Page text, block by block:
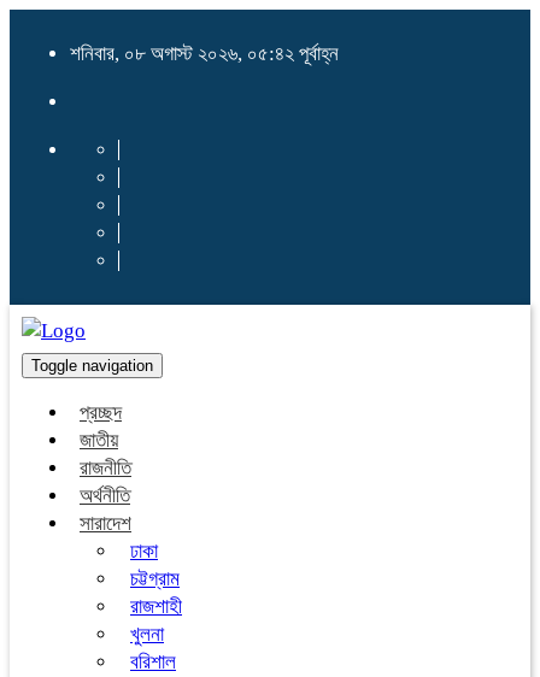
শনিবার, ০৮ অগাস্ট ২০২৬, ০৫:৪২ পূর্বাহ্ন
Toggle navigation
প্রচ্ছদ
জাতীয়
রাজনীতি
অর্থনীতি
সারাদেশ
ঢাকা
চট্টগ্রাম
রাজশাহী
খুলনা
বরিশাল